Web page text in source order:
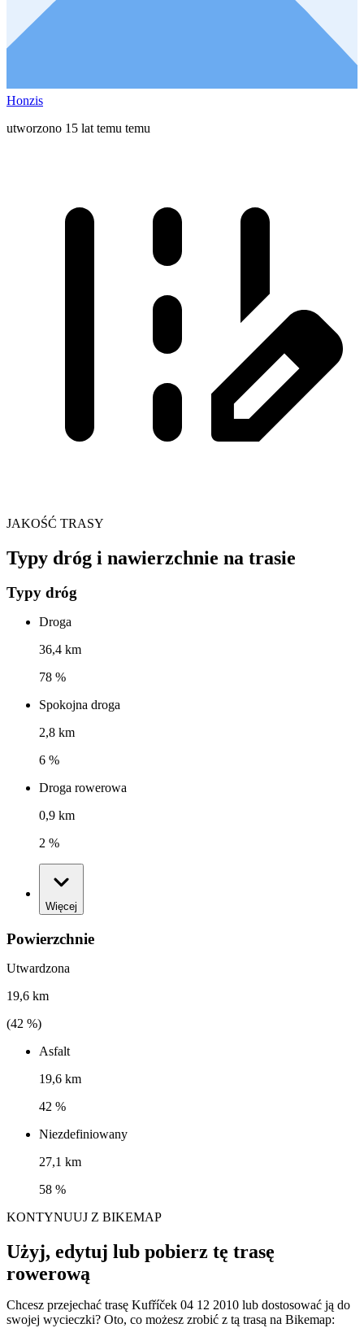
Honzis
utworzono 15 lat temu temu
JAKOŚĆ TRASY
Typy dróg i nawierzchnie na trasie
Typy dróg
Droga
36,4 km
78 %
Spokojna droga
2,8 km
6 %
Droga rowerowa
0,9 km
2 %
Więcej
Powierzchnie
Utwardzona
19,6 km
(42 %)
Asfalt
19,6 km
42 %
Niezdefiniowany
27,1 km
58 %
KONTYNUUJ Z BIKEMAP
Użyj, edytuj lub pobierz tę trasę
rowerową
Chcesz przejechać trasę Kufříček 04 12 2010 lub dostosować ją do
swojej wycieczki? Oto, co możesz zrobić z tą trasą na Bikemap: